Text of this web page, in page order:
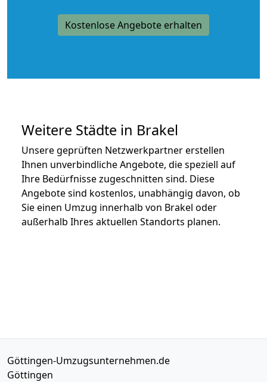
Kostenlose Angebote erhalten
Weitere Städte in Brakel
Unsere geprüften Netzwerkpartner erstellen
Ihnen unverbindliche Angebote, die speziell auf
Ihre Bedürfnisse zugeschnitten sind. Diese
Angebote sind kostenlos, unabhängig davon, ob
Sie einen Umzug innerhalb von Brakel oder
außerhalb Ihres aktuellen Standorts planen.
Göttingen-Umzugsunternehmen.de
Göttingen